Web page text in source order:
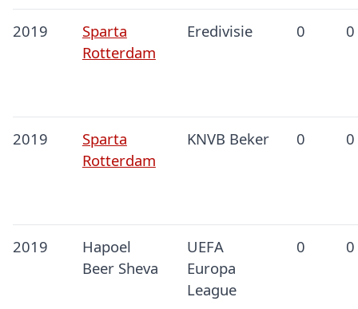
2019
Sparta
Rotterdam
Eredivisie 0 0
2019
Sparta
Rotterdam
KNVB Beker 0 0
2019
Hapoel
Beer Sheva
UEFA
Europa
League
0 0